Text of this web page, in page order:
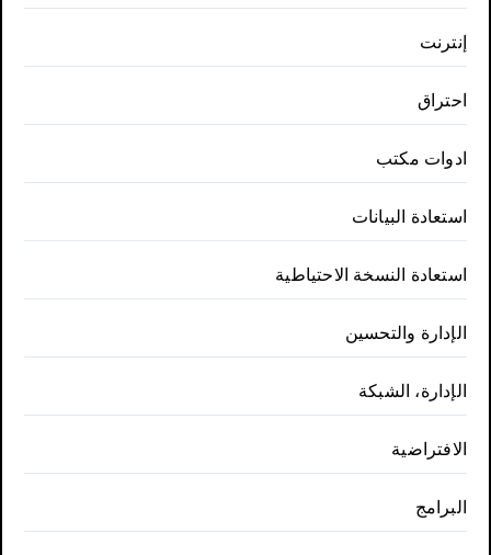
إنترنت
احتراق
ادوات مكتب
استعادة البيانات
استعادة النسخة الاحتياطية
الإدارة والتحسين
الإدارة، الشبكة
الافتراضية
البرامج